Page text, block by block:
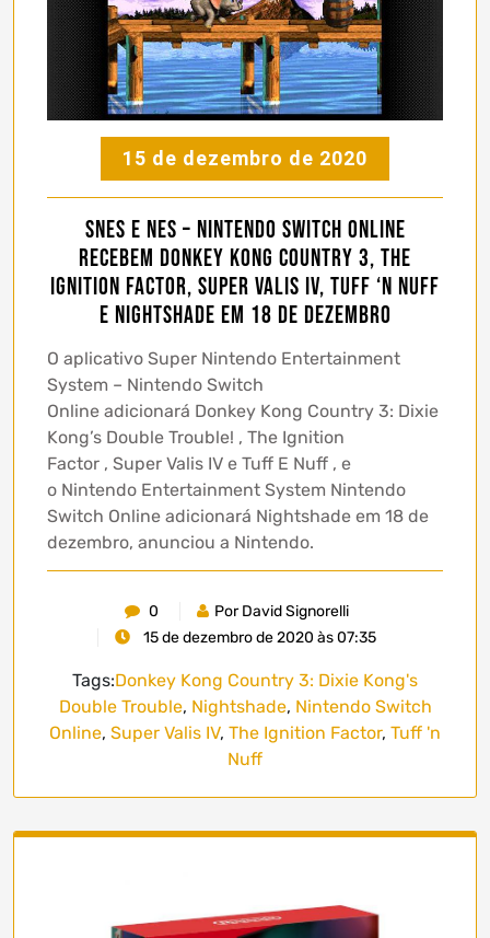
15 de dezembro de 2020
SNES e NES – Nintendo Switch Online
recebem Donkey Kong Country 3, The
Ignition Factor, Super Valis IV, Tuff ‘n Nuff
e Nightshade em 18 de dezembro
O aplicativo Super Nintendo Entertainment
System – Nintendo Switch
Online adicionará Donkey Kong Country 3: Dixie
Kong’s Double Trouble! , The Ignition
Factor , Super Valis IV e Tuff E Nuff , e
o Nintendo Entertainment System Nintendo
Switch Online adicionará Nightshade em 18 de
dezembro, anunciou a Nintendo.
0
Por David Signorelli
15 de dezembro de 2020 às 07:35
Tags:Donkey Kong Country 3: Dixie Kong's
Double Trouble, Nightshade, Nintendo Switch
Online, Super Valis IV, The Ignition Factor, Tuff 'n
Nuff